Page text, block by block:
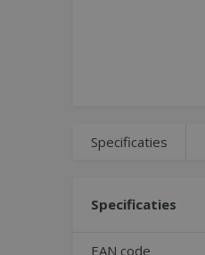
Specificaties
Specificaties
EAN code